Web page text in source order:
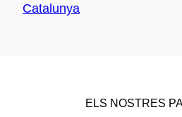
ELS NOSTRES